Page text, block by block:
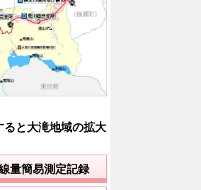
と大滝地域の拡大
量簡易測定記録